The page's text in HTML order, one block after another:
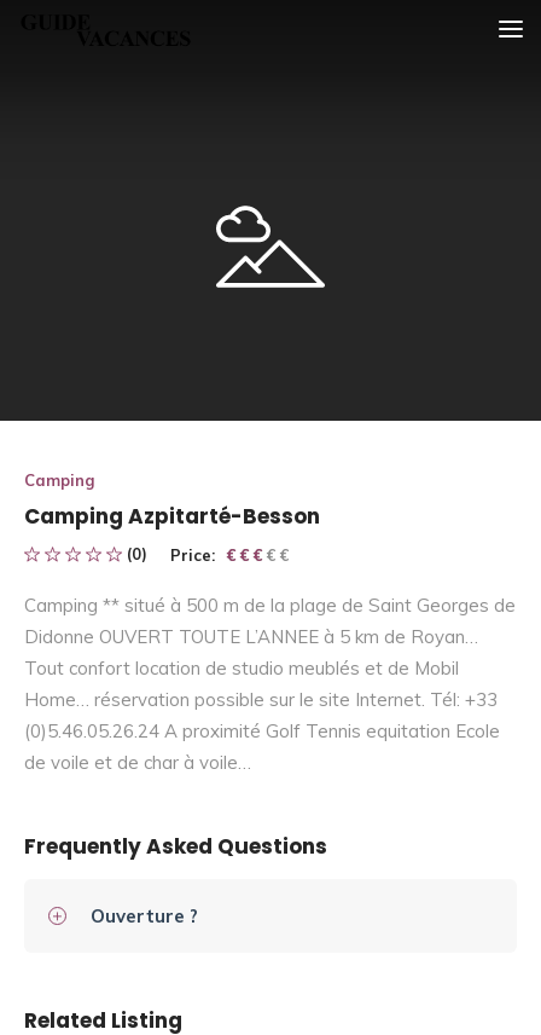
Camping
Camping Azpitarté-Besson
(0) Price: € € € € €
€ € €
Camping ** situé à 500 m de la plage de Saint Georges de
Didonne OUVERT TOUTE L’ANNEE à 5 km de Royan…
Tout confort location de studio meublés et de Mobil
Home… réservation possible sur le site Internet. Tél: +33
(0)5.46.05.26.24 A proximité Golf Tennis equitation Ecole
de voile et de char à voile…
Frequently Asked Questions
Ouverture ?
Related Listing